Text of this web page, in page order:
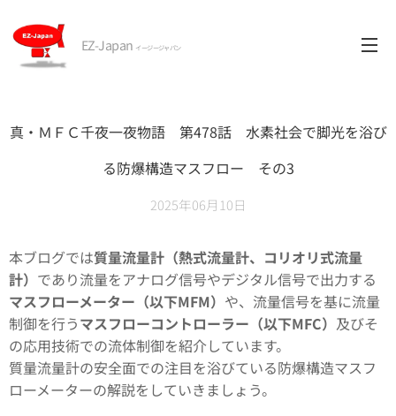
EZ-Japan イージージャパン
真・ＭＦＣ千夜一夜物語 第478話 水素社会で脚光を浴び
る防爆構造マスフロー その3
2025年06月10日
本ブログでは質量流量計（熱式流量計、コリオリ式流量
計） であり流量をアナログ信号やデジタル信号で出力する
マスフローメーター（以下MFM） や、流量信号を基に流量
制御を行うマスフローコントローラー（以下MFC） 及びそ
の応用技術での流体制御を紹介しています。
質量流量計の安全面での注目を浴びている防爆構造マスフ
ローメーターの解説をしていきましょう。